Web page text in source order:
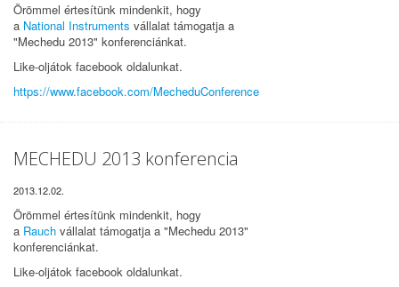
Örömmel értesítünk mindenkit, hogy
a National Instruments vállalat támogatja a
"Mechedu 2013" konferenciánkat.
Like-oljátok facebook oldalunkat.
https://www.facebook.com/MecheduConference
MECHEDU 2013 konferencia
2013.12.02.
Örömmel értesítünk mindenkit, hogy
a Rauch vállalat támogatja a "Mechedu 2013"
konferenciánkat.
Like-oljátok facebook oldalunkat.